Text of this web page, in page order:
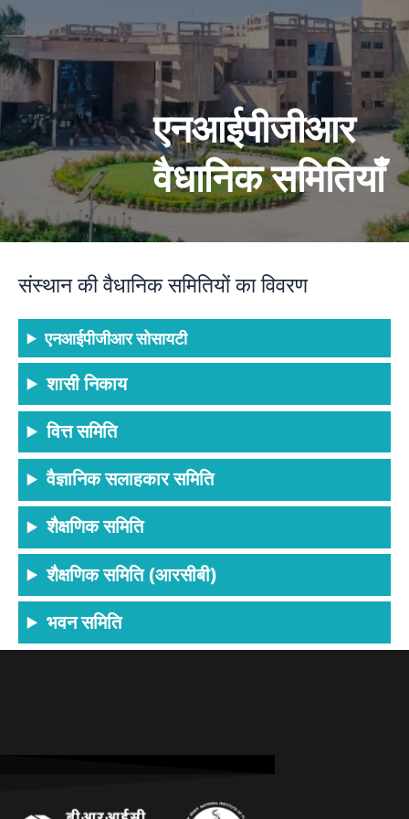
एनआईपीजीआर
वैधानिक समितियाँ
संस्थान की वैधानिक समितियों का विवरण
एनआईपीजीआर सोसायटी
शासी निकाय
वित्त समिति
वैज्ञानिक सलाहकार समिति
शैक्षणिक समिति
शैक्षणिक समिति (आरसीबी)
भवन समिति